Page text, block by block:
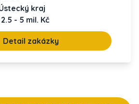
kraj
2.5 - 5 mil. Kč
Detail zakázky